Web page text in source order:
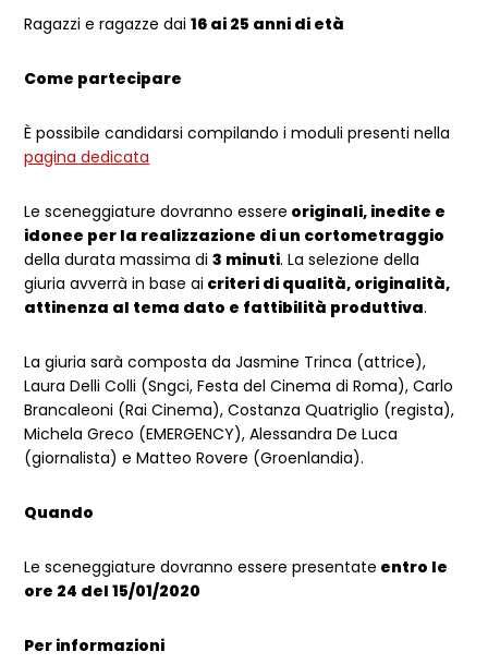
Ragazzi e ragazze dai16 ai 25 anni di età
Come partecipare
È possibile candidarsi compilando i moduli presenti nella
pagina dedicata
Le sceneggiature dovranno essere originali, inedite e
idonee per la realizzazione di un cortometraggio
della durata massima di3 minuti. La selezione della
giuria avverrà in base ai criteri di qualità, originalità,
attinenza al tema dato e fattibilità produttiva.
La giuria sarà composta da Jasmine Trinca (attrice),
Laura Delli Colli (Sngci, Festa del Cinema di Roma), Carlo
Brancaleoni (Rai Cinema), Costanza Quatriglio (regista),
Michela Greco (EMERGENCY), Alessandra De Luca
(giornalista) e Matteo Rovere (Groenlandia).
Quando
Le sceneggiature dovranno essere presentate entro le
ore 24 del 15/01/2020
Per informazioni